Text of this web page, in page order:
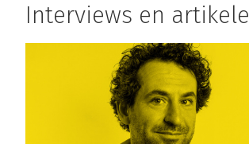
Interviews en